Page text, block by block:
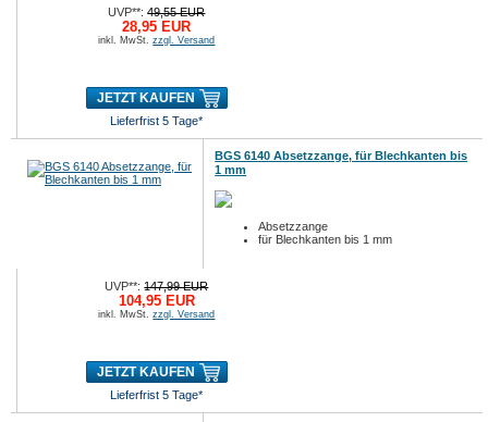
UVP**:49,55 EUR
28,95 EUR
inkl. MwSt.zzgl. Versand
JETZT KAUFEN
Lieferfrist 5 Tage*
BGS 6140 Absetzzange, für Blechkanten bis
1 mm
Absetzzange
für Blechkanten bis 1 mm
UVP**:147,99 EUR
104,95 EUR
inkl. MwSt.zzgl. Versand
JETZT KAUFEN
Lieferfrist 5 Tage*